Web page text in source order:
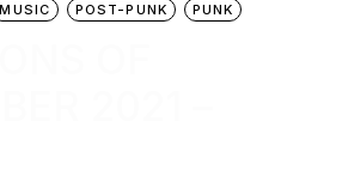
MUSIC POST-PUNK PUNK